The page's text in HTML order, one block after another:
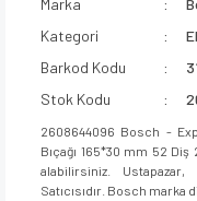
Marka
Kategori
Barkod Kodu
Stok Kodu
2608644096 Bosch -
Bıçağı 165*30 mm 52
alabilirsiniz.
Satıcısıdır. Bosch